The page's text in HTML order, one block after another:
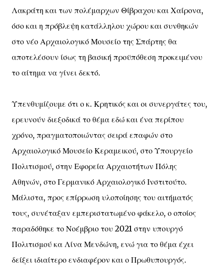
Λακράτη και των πολέμαρχων Θίβραχου και Χαίρονα,
όσο και η πρόβλεψη κατάλληλου χώρου και συνθηκών
στο νέο Αρχαιολογικό Μουσείο της Σπάρτης θα
αποτελέσουν ίσως τη βασική προϋπόθεση προκειμένου
το αίτημα να γίνει δεκτό.
Υπενθυμίζουμε ότι ο κ. Κρητικός και οι συνεργάτες του,
ερευνούν διεξοδικά το θέμα εδώ και ένα περίπου
χρόνο, πραγματοποιώντας σειρά επαφών στο
Αρχαιολογικό Μουσείο Κεραμεικού, στο Υπουργείο
Πολιτισμού, στην Εφορεία Αρχαιοτήτων Πόλης
Αθηνών, στο Γερμανικό Αρχαιολογικό Ινστιτούτο.
Μάλιστα, προς επίρρωση υλοποίησης του αιτήματός
τους, συνέταξαν εμπεριστατωμένο φάκελο, ο οποίος
παραδόθηκε το Νοέμβριο του 2021 στην υπουργό
Πολιτισμού κα Λίνα Μενδώνη, ενώ για το θέμα έχει
δείξει ιδιαίτερο ενδιαφέρον και ο Πρωθυπουργός.